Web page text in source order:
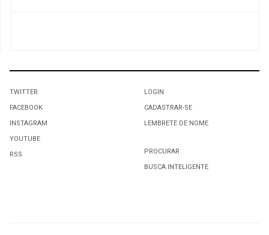
TWITTER
FACEBOOK
INSTAGRAM
YOUTUBE
RSS
LOGIN
CADASTRAR-SE
LEMBRETE DE NOME
PROCURAR
BUSCA INTELIGENTE